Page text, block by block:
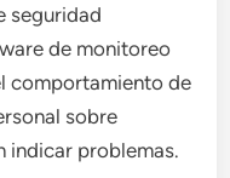
seguridad
de monitoreo
comportamiento de
sobre
indicar problemas.